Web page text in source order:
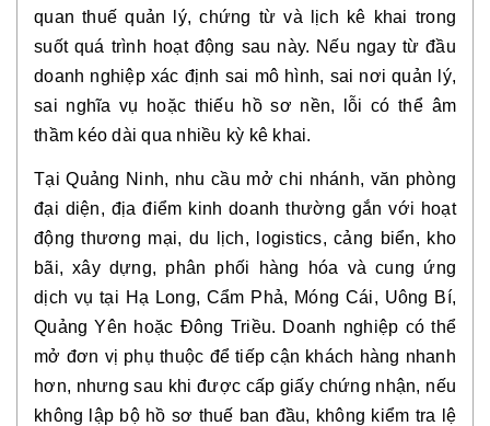
quan thuế quản lý, chứng từ và lịch kê khai trong
suốt quá trình hoạt động sau này. Nếu ngay từ đầu
doanh nghiệp xác định sai mô hình, sai nơi quản lý,
sai nghĩa vụ hoặc thiếu hồ sơ nền, lỗi có thể âm
thầm kéo dài qua nhiều kỳ kê khai.
Tại Quảng Ninh, nhu cầu mở chi nhánh, văn phòng
đại diện, địa điểm kinh doanh thường gắn với hoạt
động thương mại, du lịch, logistics, cảng biển, kho
bãi, xây dựng, phân phối hàng hóa và cung ứng
dịch vụ tại Hạ Long, Cẩm Phả, Móng Cái, Uông Bí,
Quảng Yên hoặc Đông Triều. Doanh nghiệp có thể
mở đơn vị phụ thuộc để tiếp cận khách hàng nhanh
hơn, nhưng sau khi được cấp giấy chứng nhận, nếu
không lập bộ hồ sơ thuế ban đầu, không kiểm tra lệ